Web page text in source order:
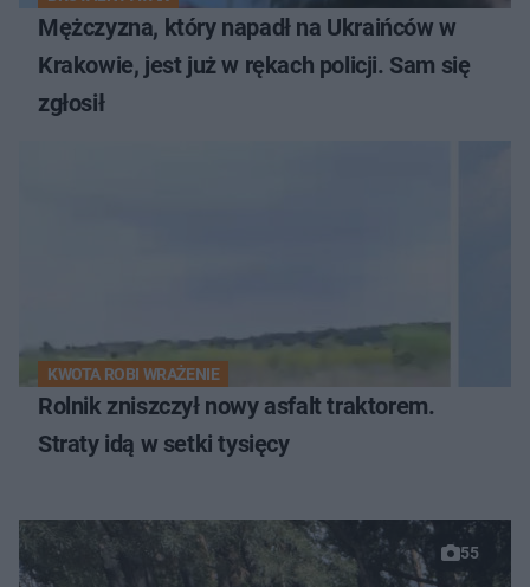
Mężczyzna, który napadł na Ukraińców w
Krakowie, jest już w rękach policji. Sam się
zgłosił
KWOTA ROBI WRAŻENIE
Rolnik zniszczył nowy asfalt traktorem.
Straty idą w setki tysięcy
55